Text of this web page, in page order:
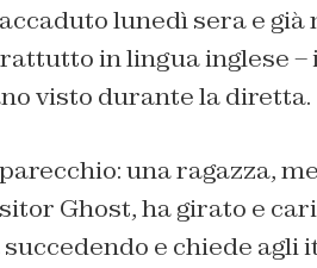
lunedì sera e
in lingua inglese
visto durante la diretta.
una ragazza,
Ghost, ha girato e
e chiede agli